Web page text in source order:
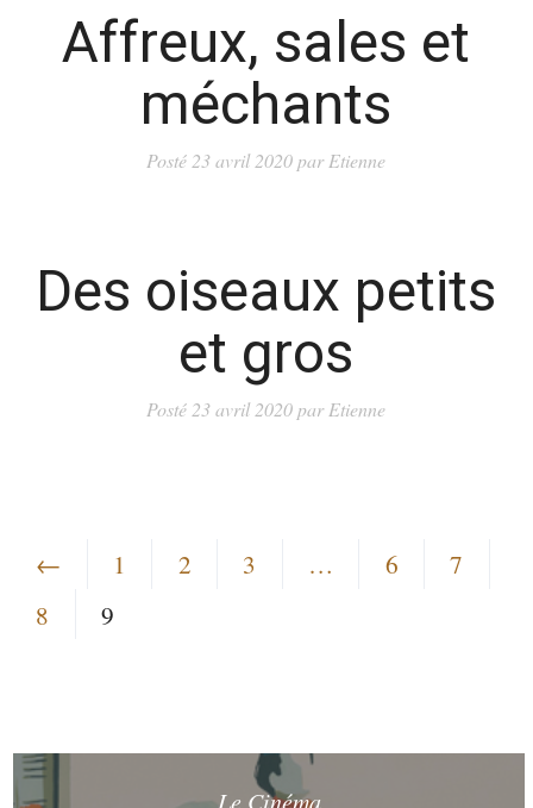
Affreux, sales et
méchants
Posté 23 avril 2020 par Etienne
Des oiseaux petits
et gros
Posté 23 avril 2020 par Etienne
← 1 2 3 … 6
7
8
9
Le Cinéma